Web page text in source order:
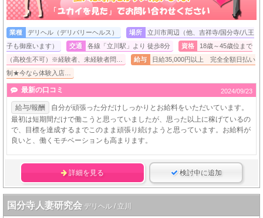
業種 デリヘル（デリバリーヘルス） 場所
立川市周辺（他、吉祥寺/国分寺/八王
子も御座います）
交通 各線「立川駅」より 徒歩8分 資格
18歳～45歳位まで
（高校生不可）※経験者、未経験者問…
給与
日給35,000円以上 完全全額日払い
制★今なら体験入店…
最新の口コミ 2024/09/23
給与/報酬
自分が頑張った分だけしっかりとお給料をいただいています。
最初は短期間だけで働こうと思っていましたが、思った以上に稼げているの
で、目標を達成するまでこのまま頑張り続けようと思っています。お給料が
良いと、働くモチベーションも高まります。
詳細を見る 検討中に追加
国分寺人妻研究会 デリヘル / 立川